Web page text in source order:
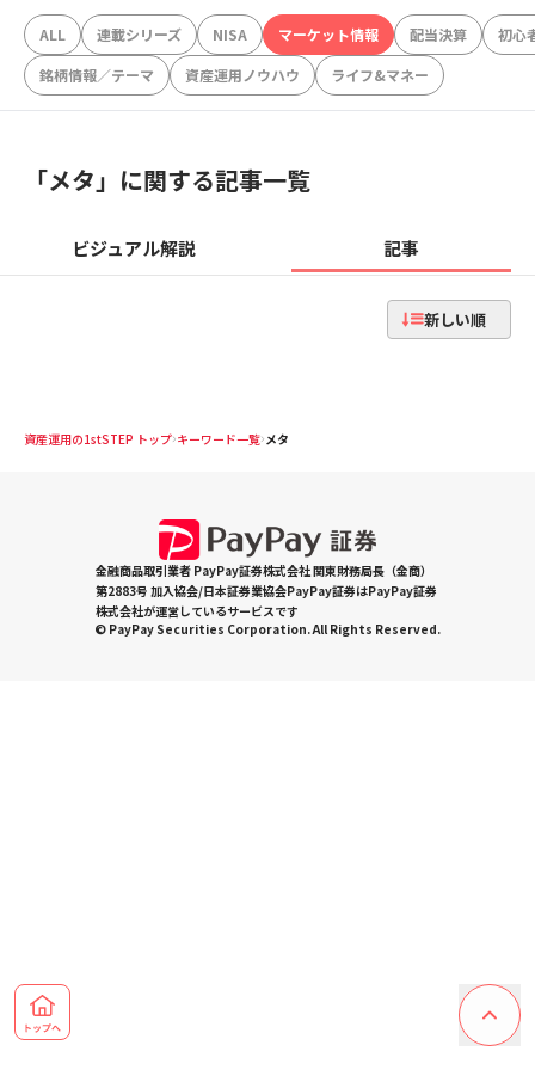
ALL 連載シリーズ NISA マーケット情報 配当決算
初心
銘柄情報／テーマ
資産運用ノウハウ ライフ&マネー
「メタ」に関する記事一覧
ビジュアル解説 記事
新しい順
資産運用の1stSTEP トップ キーワード一覧 メタ
金融商品取引業者 PayPay証券株式会社 関東財務局長（金商）
第2883号 加入協会/日本証券業協会PayPay証券はPayPay証券
株式会社が運営しているサービスです
© PayPay Securities Corporation. All Rights Reserved.